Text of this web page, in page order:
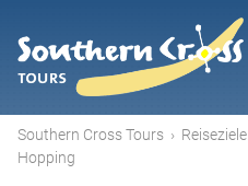
Southern Cross Tours › Reiseziele
Hopping